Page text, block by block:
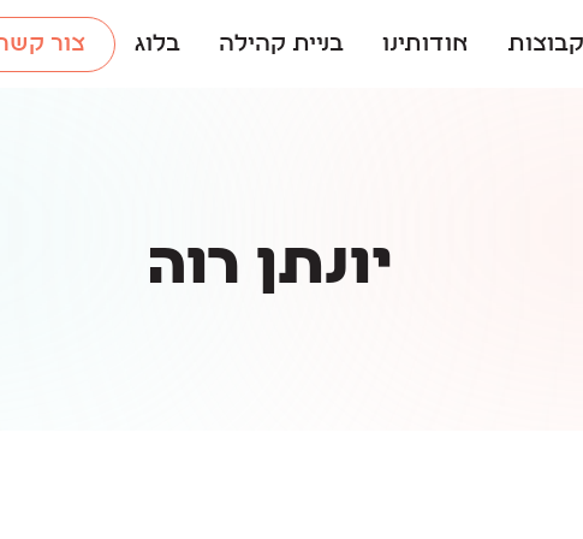
אודותינו בניית קהילה בלוג צור
יונתן רוה